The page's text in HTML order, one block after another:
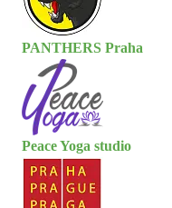
PANTHERS Praha
Peace Yoga studio